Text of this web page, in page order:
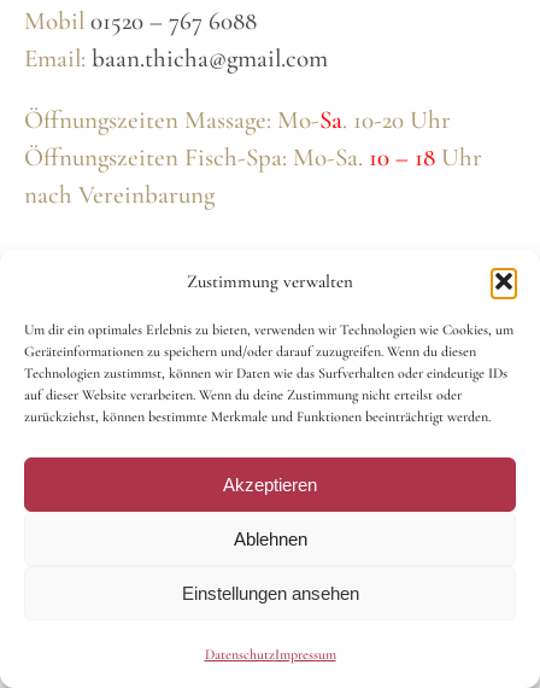
Zustimmung verwalten
Um dir ein optimales Erlebnis zu bieten, verwenden wir Technologien wie Cookies, um
Geräteinformationen zu speichern und/oder darauf zuzugreifen. Wenn du diesen
Technologien zustimmst, können wir Daten wie das Surfverhalten oder eindeutige IDs
auf dieser Website verarbeiten. Wenn du deine Zustimmung nicht erteilst oder
zurückziehst, können bestimmte Merkmale und Funktionen beeinträchtigt werden.
Akzeptieren
Ablehnen
Einstellungen ansehen
DatenschutzImpressum
Mobil 01520 – 767 6088
Email: baan.thicha@gmail.com
Öffnungszeiten Massage: Mo-Sa. 10-20 Uhr
Öffnungszeiten Fisch-Spa: Mo-Sa. 10 – 18 Uhr
nach Vereinbarung